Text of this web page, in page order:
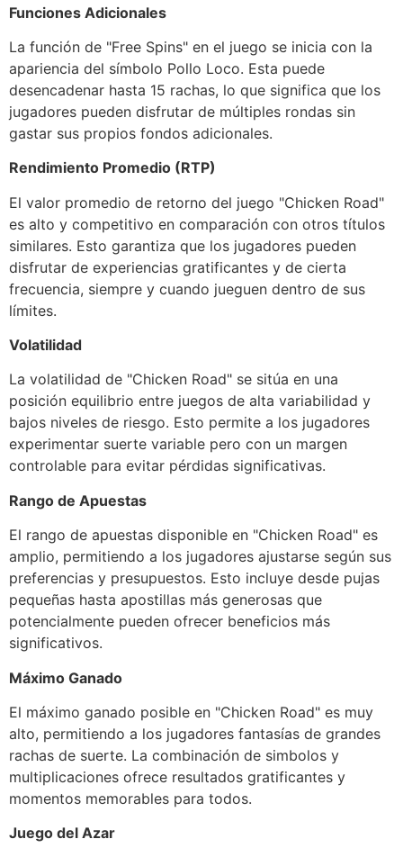
Funciones Adicionales
La función de "Free Spins" en el juego se inicia con la
apariencia del símbolo Pollo Loco. Esta puede
desencadenar hasta 15 rachas, lo que significa que los
jugadores pueden disfrutar de múltiples rondas sin
gastar sus propios fondos adicionales.
Rendimiento Promedio (RTP)
El valor promedio de retorno del juego "Chicken Road"
es alto y competitivo en comparación con otros títulos
similares. Esto garantiza que los jugadores pueden
disfrutar de experiencias gratificantes y de cierta
frecuencia, siempre y cuando jueguen dentro de sus
límites.
Volatilidad
La volatilidad de "Chicken Road" se sitúa en una
posición equilibrio entre juegos de alta variabilidad y
bajos niveles de riesgo. Esto permite a los jugadores
experimentar suerte variable pero con un margen
controlable para evitar pérdidas significativas.
Rango de Apuestas
El rango de apuestas disponible en "Chicken Road" es
amplio, permitiendo a los jugadores ajustarse según sus
preferencias y presupuestos. Esto incluye desde pujas
pequeñas hasta apostillas más generosas que
potencialmente pueden ofrecer beneficios más
significativos.
Máximo Ganado
El máximo ganado posible en "Chicken Road" es muy
alto, permitiendo a los jugadores fantasías de grandes
rachas de suerte. La combinación de simbolos y
multiplicaciones ofrece resultados gratificantes y
momentos memorables para todos.
Juego del Azar